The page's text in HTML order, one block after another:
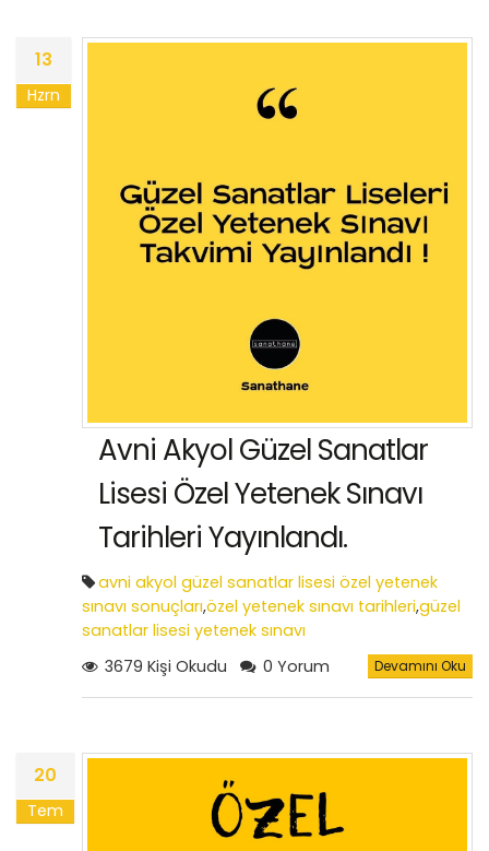
koşulları
13
Hzrn
Avni Akyol Güzel Sanatlar
Lisesi Özel Yetenek Sınavı
Tarihleri Yayınlandı.
avni akyol güzel sanatlar lisesi özel yetenek
sınavı sonuçları,özel yetenek sınavı tarihleri,güzel
sanatlar lisesi yetenek sınavı
3679 Kişi Okudu
0 Yorum Devamını Oku
20
Tem